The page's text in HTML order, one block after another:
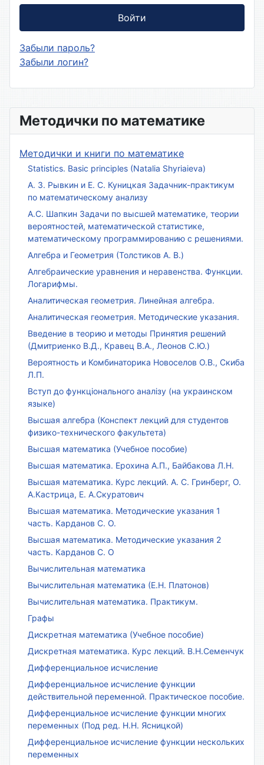
Методички по математике
Методички и книги по математике
Statistics. Basic principles (Natalia Shyriaieva)
А. З. Рывкин и Е. С. Куницкая Задачник-практикум
по математическому анализу
А.С. Шапкин Задачи по высшей математике, теории
вероятностей, математической статистике,
математическому программированию с решениями.
Алгебра и Геометрия (Толстиков А. В.)
Алгебраические уравнения и неравенства. Функции.
Логарифмы.
Аналитическая геометрия. Линейная алгебра.
Аналитическая геометрия. Методические указания.
Введение в теорию и методы Принятия решений
(Дмитриенко В.Д., Кравец В.А., Леонов С.Ю.)
Вероятность и Комбинаторика Новоселов О.В., Скиба
Л.П.
Вступ до функціонального аналізу (на украинском
языке)
Высшая алгебра (Конспект лекций для студентов
физико-технического факультета)
Высшая математика (Учебное пособие)
Высшая математика. Ерохина А.П., Байбакова Л.Н.
Высшая математика. Курс лекций. А. С. Гринберг, О.
А.Кастрица, Е. А.Скуратович
Высшая математика. Методические указания 1
часть. Карданов С. О.
Высшая математика. Методические указания 2
часть. Карданов С. О
Вычислительная математика
Вычислительная математика (Е.Н. Платонов)
Вычислительная математика. Практикум.
Графы
Дискретная математика (Учебное пособие)
Дискретная математика. Курс лекций. В.Н.Семенчук
Дифференциальное исчисление
Дифференциальное исчисление функции
действительной переменной. Практическое пособие.
Дифференциальное исчисление функции многих
переменных (Под ред. Н.Н. Ясницкой)
Дифференциальное исчисление функции нескольких
переменных
Войти
Забыли пароль?
Забыли логин?